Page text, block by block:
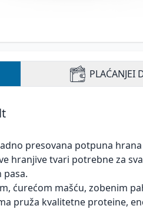
PLAĆANJEI
presovana potpuna
hranjive tvari potrebne za
ćurećom mašću, zobenim
pruža kvalitetne proteine,